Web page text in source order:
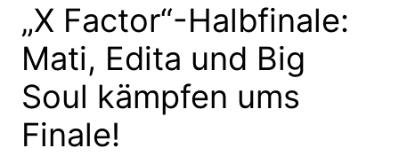
„X Factor“-Halbfinale:
Mati, Edita und Big
Soul kämpfen ums
Finale!